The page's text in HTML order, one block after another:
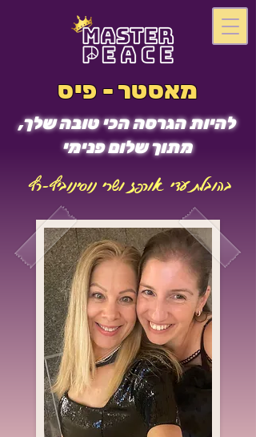
מאסטר - פיס
להיות הגרסה הכי טובה שלך,
מתוך שלום פנימי
בהובלת עדי אורפז ושרי נוסינוביץ-רץ